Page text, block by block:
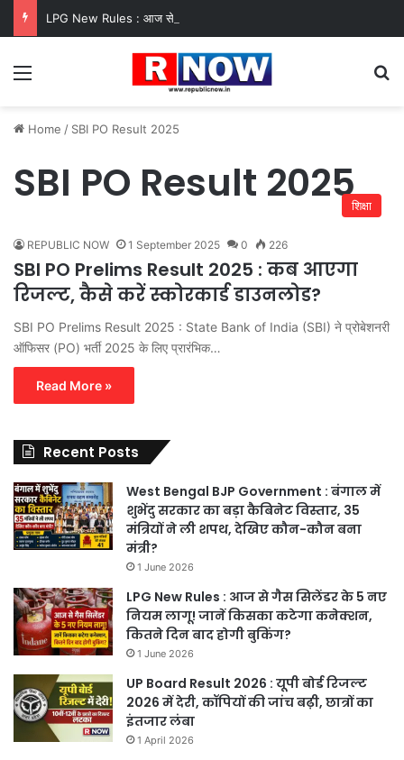
Menu
Home / SBI PO Result 2025
SBI PO Result 2025शिक्षा
REPUBLIC NOW 1 September 2025 0 226
SBI PO Prelims Result 2025 : कब आएगा
रिजल्ट, कैसे करें स्कोरकार्ड डाउनलोड?
SBI PO Prelims Result 2025 : State Bank of India (SBI) ने प्रोबेशनरी
ऑफिसर (PO) भर्ती 2025 के लिए प्रारंभिक…
Read More »
Recent Posts
West Bengal BJP Government : बंगाल में
शुभेंदु सरकार का बड़ा कैबिनेट विस्तार, 35
मंत्रियों ने ली शपथ, देखिए कौन-कौन बना
मंत्री?
1 June 2026
LPG New Rules : आज से गैस सिलेंडर के 5 नए
नियम लागू! जानें किसका कटेगा कनेक्शन,
कितने दिन बाद होगी बुकिंग?
1 June 2026
UP Board Result 2026 : यूपी बोर्ड रिजल्ट
2026 में देरी, कॉपियों की जांच बढ़ी, छात्रों का
इंतजार लंबा
1 April 2026